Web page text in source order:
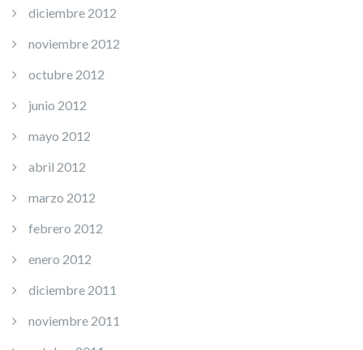
diciembre 2012
noviembre 2012
octubre 2012
junio 2012
mayo 2012
abril 2012
marzo 2012
febrero 2012
enero 2012
diciembre 2011
noviembre 2011